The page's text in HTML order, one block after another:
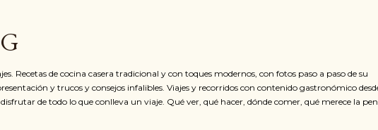
Recetas de cocina casera tradicional y con toques modernos, con fotos paso a paso de su
y trucos y consejos infalibles. Viajes y recorridos con contenido gastronómico
de todo lo que conlleva un viaje. Qué ver, qué hacer, dónde comer, qué merece la